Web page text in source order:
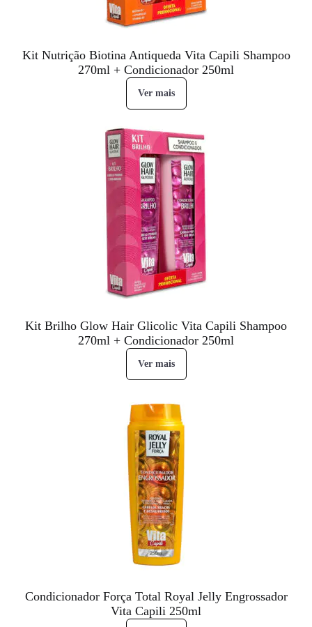
Kit Nutrição Biotina Antiqueda Vita Capili Shampoo
270ml + Condicionador 250ml
Ver mais
Kit Brilho Glow Hair Glicolic Vita Capili Shampoo
270ml + Condicionador 250ml
Ver mais
Condicionador Força Total Royal Jelly Engrossador
Vita Capili 250ml